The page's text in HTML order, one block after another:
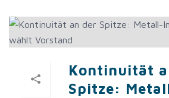
Kontinuität
Spitze: